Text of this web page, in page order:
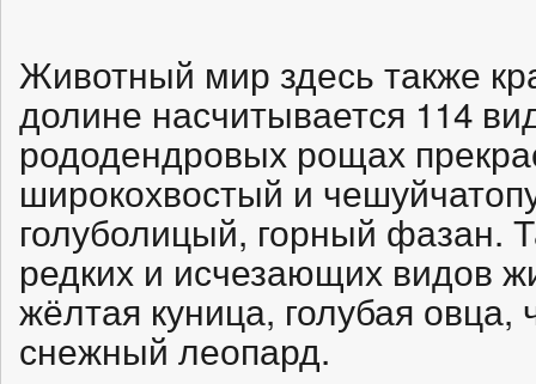
Животный мир здесь также
долине насчитывается 114
рододендровых рощах
широкохвостый и
голуболицый, горный фазан.
редких и исчезающих видов
жёлтая куница, голубая
снежный леопард.